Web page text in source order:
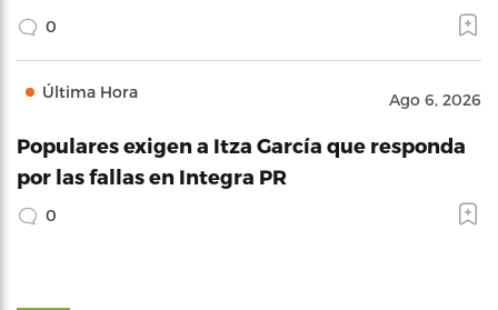
0
Última Hora Ago 6, 2026
Populares exigen a Itza García que responda
por las fallas en Integra PR
0